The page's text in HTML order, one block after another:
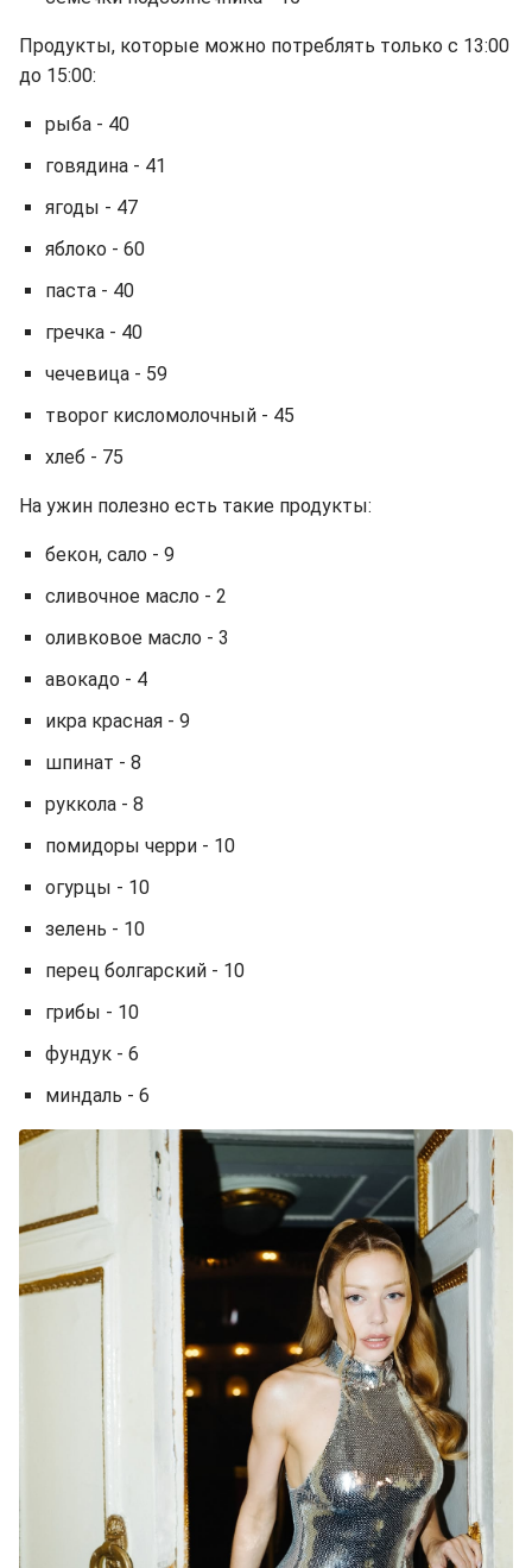
Продукты, которые можно потреблять только с 13:00
до 15:00:
рыба - 40
говядина - 41
ягоды - 47
яблоко - 60
паста - 40
гречка - 40
чечевица - 59
творог кисломолочный - 45
хлеб - 75
На ужин полезно есть такие продукты:
бекон, сало - 9
сливочное масло - 2
оливковое масло - 3
авокадо - 4
икра красная - 9
шпинат - 8
руккола - 8
помидоры черри - 10
огурцы - 10
зелень - 10
перец болгарский - 10
грибы - 10
фундук - 6
миндаль - 6